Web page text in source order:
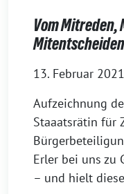
Vom
Mitentscheiden
13. Februar 2021
Aufzeichnung
Staaatsrätin für
Erler bei uns zu
– und hielt